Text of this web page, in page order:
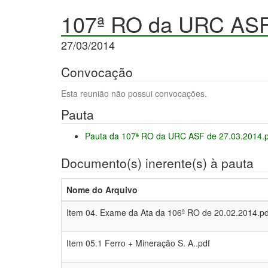
107ª RO da URC
27/03/2014
Convocação
Esta reunião não possui convocações.
Pauta
Pauta da 107ª RO da URC ASF de
Documento(s) inerente(s) à pauta
Nome do Arquivo
Item 04. Exame da Ata da 106ª RO de
Item 05.1 Ferro + Mineração S. A..pdf